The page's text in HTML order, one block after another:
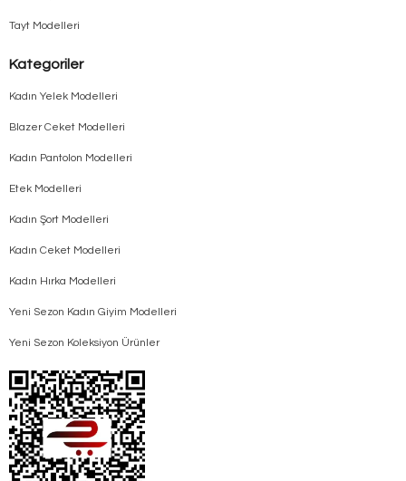
Tayt Modelleri
Kategoriler
Kadın Yelek Modelleri
Blazer Ceket Modelleri
Kadın Pantolon Modelleri
Etek Modelleri
Kadın Şort Modelleri
Kadın Ceket Modelleri
Kadın Hırka Modelleri
Yeni Sezon Kadın Giyim Modelleri
Yeni Sezon Koleksiyon Ürünler